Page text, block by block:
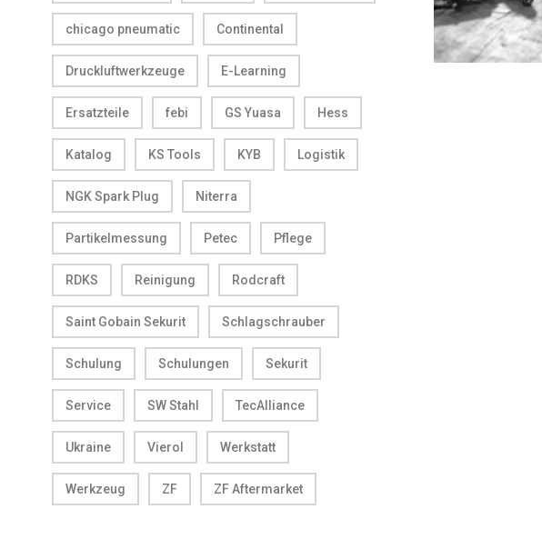
chicago pneumatic Continental
Druckluftwerkzeuge E-Learning
Ersatzteile febi GS Yuasa Hess
Katalog KS Tools KYB Logistik
NGK Spark Plug Niterra
Partikelmessung Petec Pflege
RDKS Reinigung Rodcraft
Saint Gobain Sekurit Schlagschrauber
Schulung Schulungen Sekurit
Service SW Stahl TecAlliance
Ukraine Vierol Werkstatt
Werkzeug ZF ZF Aftermarket